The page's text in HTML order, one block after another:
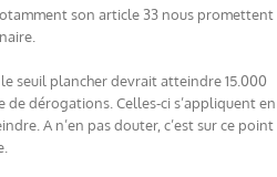
son article 33 nous promettent
seuil plancher devrait atteindre 15.000
de dérogations. Celles-ci s’appliquent en
A n’en pas douter, c’est sur ce point